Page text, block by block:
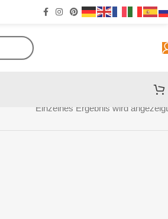
Einzelnes Ergebnis wird angezeigt